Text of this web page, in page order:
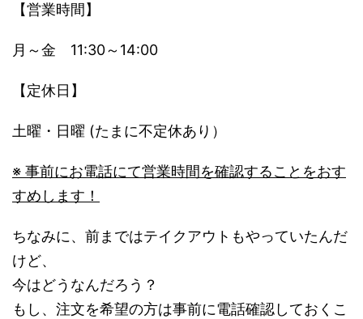
【営業時間】
月～金 11:30～14:00
【定休日】
土曜・日曜 (たまに不定休あり）
※ 事前にお電話にて営業時間を確認することをおす
すめします！
ちなみに、前まではテイクアウトもやっていたんだ
けど、
今はどうなんだろう？
もし、注文を希望の方は事前に電話確認しておくこ